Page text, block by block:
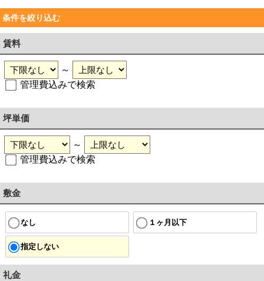
条件を絞り込む
賃料
～
管理費込みで検索
坪単価
～
管理費込みで検索
敷金
なし １ヶ月以下
指定しない
礼金